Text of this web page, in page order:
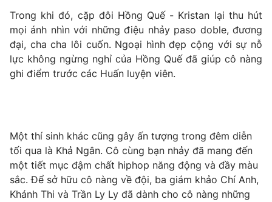
Video Shorts video
VTV Money VTV Thể thao
VTV4 Vươn mình bằng AI
VTV9 VTV8
Trong khi đó, cặp đôi Hồng Quế - Kristan lại thu hút
mọi ánh nhìn với những điệu nhảy paso doble, đương
đại, cha cha lôi cuốn. Ngoại hình đẹp cộng với sự nỗ
lực không ngừng nghỉ của Hồng Quế đã giúp cô nàng
ghi điểm trước các Huấn luyện viên.
Một thí sinh khác cũng gây ấn tượng trong đêm diễn
tối qua là Khả Ngân. Cô cùng bạn nhảy đã mang đến
một tiết mục đậm chất hiphop năng động và đầy màu
sắc. Để sở hữu cô nàng về đội, ba giám khảo Chí Anh,
Khánh Thi và Trần Ly Ly đã dành cho cô nàng những